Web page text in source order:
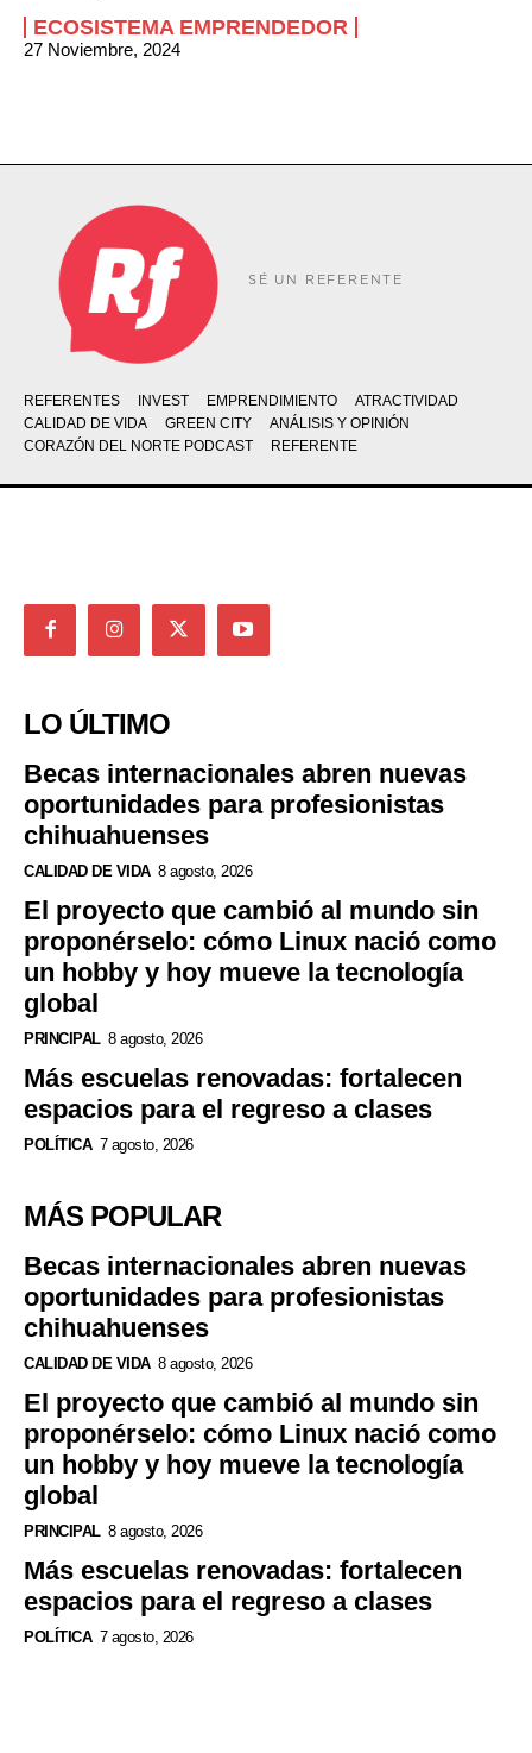
ECOSISTEMA EMPRENDEDOR
27 Noviembre, 2024
SÉ UN REFERENTE
REFERENTES INVEST EMPRENDIMIENTO
ATRACTIVIDAD
CALIDAD DE VIDA
GREEN CITY
ANÁLISIS Y OPINIÓN
CORAZÓN DEL NORTE PODCAST
REFERENTE
LO ÚLTIMO
Becas internacionales abren nuevas
oportunidades para profesionistas
chihuahuenses
CALIDAD DE VIDA 8 agosto, 2026
El proyecto que cambió al mundo sin
proponérselo: cómo Linux nació como
un hobby y hoy mueve la tecnología
global
PRINCIPAL 8 agosto, 2026
Más escuelas renovadas: fortalecen
espacios para el regreso a clases
POLÍTICA 7 agosto, 2026
MÁS POPULAR
Becas internacionales abren nuevas
oportunidades para profesionistas
chihuahuenses
CALIDAD DE VIDA 8 agosto, 2026
El proyecto que cambió al mundo sin
proponérselo: cómo Linux nació como
un hobby y hoy mueve la tecnología
global
PRINCIPAL 8 agosto, 2026
Más escuelas renovadas: fortalecen
espacios para el regreso a clases
POLÍTICA 7 agosto, 2026